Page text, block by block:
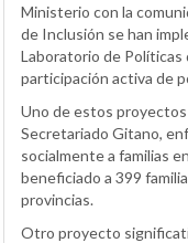
Ministerio con la
de Inclusión se han
Laboratorio de Políticas
participación activa de
Uno de estos proyectos
Secretariado Gitano,
socialmente a familias
beneficiado a 399
provincias.
Otro proyecto